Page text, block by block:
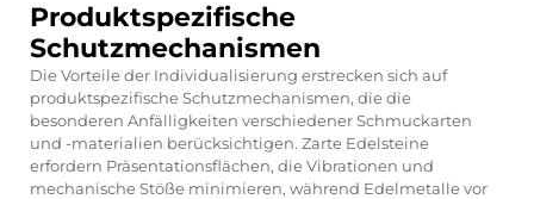
Produktspezifische
Schutzmechanismen
Die Vorteile der Individualisierung erstrecken sich auf
produktspezifische Schutzmechanismen, die die
besonderen Anfälligkeiten verschiedener Schmuckarten
und -materialien berücksichtigen. Zarte Edelsteine
erfordern Präsentationsflächen, die Vibrationen und
mechanische Stöße minimieren, während Edelmetalle vor